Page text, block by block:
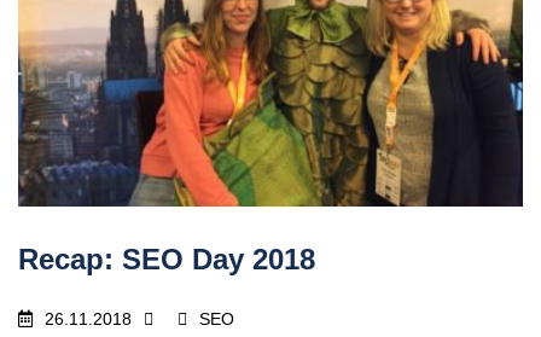
Recap: SEO Day 2018
26.11.2018 SEO